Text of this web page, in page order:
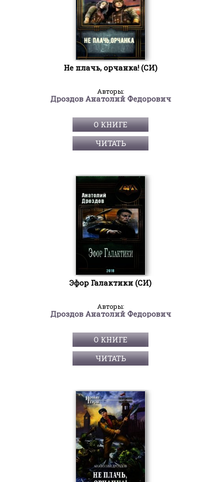
Не плачь, орчанка! (СИ)
Авторы:
Дроздов Анатолий Федорович
О КНИГЕ
ЧИТАТЬ
Эфор Галактики (СИ)
Авторы:
Дроздов Анатолий Федорович
О КНИГЕ
ЧИТАТЬ